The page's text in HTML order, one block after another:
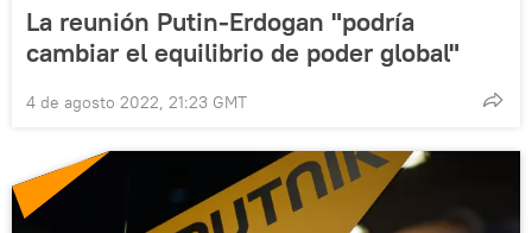
La reunión Putin-Erdogan "podría
cambiar el equilibrio de poder global"
4 de agosto 2022, 21:23 GMT